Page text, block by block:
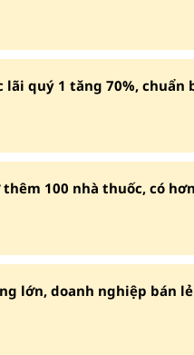
lãi quý 1 tăng 70%,
thêm 100 nhà thuốc, có
lớn, doanh nghiệp bán